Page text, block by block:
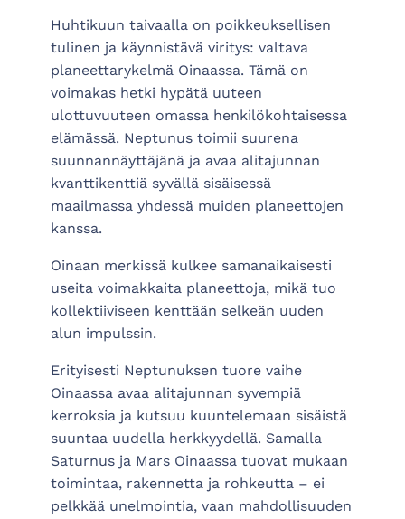
Huhtikuun taivaalla on poikkeuksellisen
tulinen ja käynnistävä viritys: valtava
planeettarykelmä Oinaassa. Tämä on
voimakas hetki hypätä uuteen
ulottuvuuteen omassa henkilökohtaisessa
elämässä. Neptunus toimii suurena
suunnannäyttäjänä ja avaa alitajunnan
kvanttikenttiä syvällä sisäisessä
maailmassa yhdessä muiden planeettojen
kanssa.
Oinaan merkissä kulkee samanaikaisesti
useita voimakkaita planeettoja, mikä tuo
kollektiiviseen kenttään selkeän uuden
alun impulssin.
Erityisesti Neptunuksen tuore vaihe
Oinaassa avaa alitajunnan syvempiä
kerroksia ja kutsuu kuuntelemaan sisäistä
suuntaa uudella herkkyydellä. Samalla
Saturnus ja Mars Oinaassa tuovat mukaan
toimintaa, rakennetta ja rohkeutta – ei
pelkkää unelmointia, vaan mahdollisuuden